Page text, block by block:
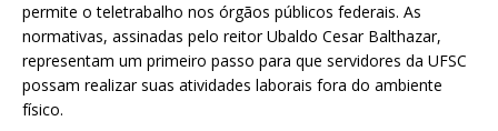
permite o teletrabalho nos órgãos públicos federais. As
normativas, assinadas pelo reitor Ubaldo Cesar Balthazar,
representam um primeiro passo para que servidores da UFSC
possam realizar suas atividades laborais fora do ambiente
físico.